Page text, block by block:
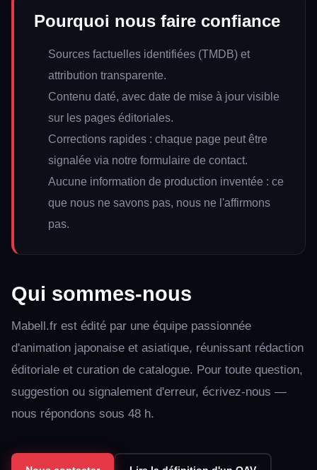
Pourquoi nous faire confiance
Sources factuelles identifiées (TMDB) et
attribution transparente.
Contenu daté, avec date de mise à jour visible
sur les pages éditoriales.
Corrections rapides : chaque page peut être
signalée via notre formulaire de contact.
Aucune information de production inventée : ce
que nous ne savons pas, nous ne l'affirmons
pas.
Qui sommes-nous
Mabell.fr est édité par une équipe passionnée
d'animation japonaise et asiatique, réunissant rédaction
éditoriale et curation de catalogue. Pour toute question,
suggestion ou signalement d'erreur, écrivez-nous —
nous répondons sous 48 h.